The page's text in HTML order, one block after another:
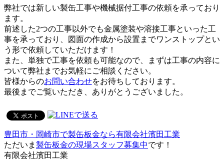
弊社では新しい製缶工事や機械据付工事の依頼を承っており
ます。
前述した2つの工事以外でも金属塗装や溶接工事といった工
事を承っており、図面の作成から設置までワンストップとい
う形で依頼していただけます！
また、単独で工事を依頼も可能なので、まずは工事の内容に
ついて弊社までお気軽にご相談ください。
皆様からのお問い合わせをお待ちしております。
最後までご覧いただき、ありがとうございました。
豊田市・岡崎市で製缶板金なら有限会社濱田工業
ただいま 製缶板金の現場スタッフ募集中です！
有限会社濱田工業